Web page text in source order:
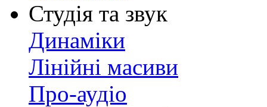
Студія та звук
Динаміки
Лінійні масиви
Про-аудіо